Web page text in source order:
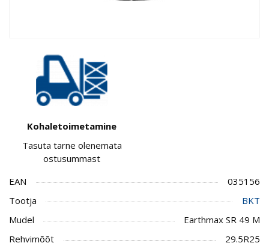
Kohaletoimetamine
Tasuta tarne olenemata
ostusummast
EAN
035156
Tootja
BKT
Mudel
Earthmax SR 49 M
Rehvimõõt
29.5R25